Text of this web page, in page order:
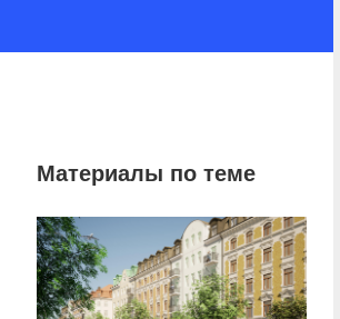
Материалы по теме
7 855